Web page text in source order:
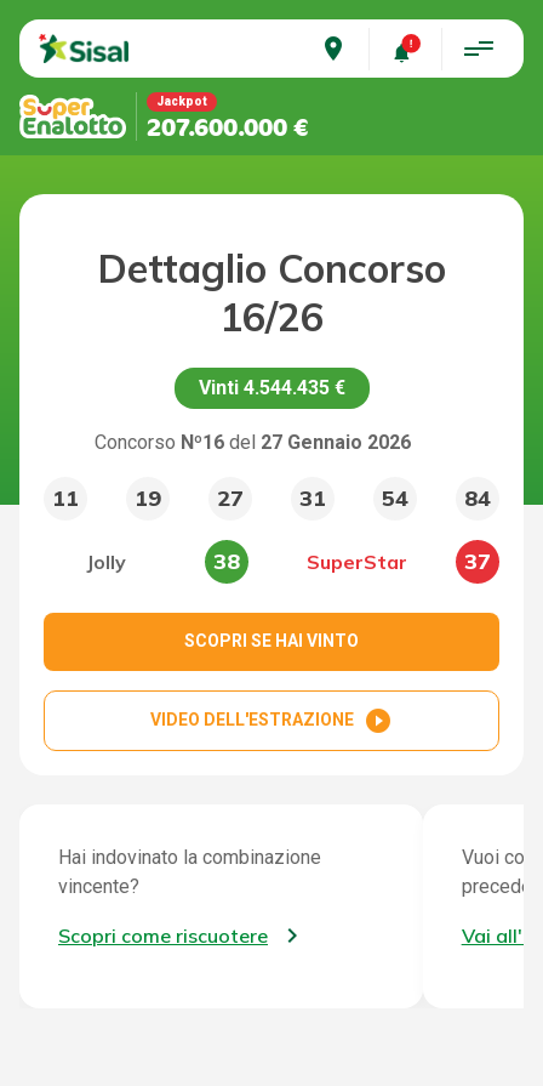
place
Jackpot
207.600.000 €
Dettaglio Concorso
16/26
Vinti 4.544.435 €
Concorso Nº16del 27 Gennaio 2026
11 19 27 31 54 84
Jolly 38 SuperStar 37
SCOPRI SE HAI VINTO
VIDEO DELL'ESTRAZIONE play_circle_filled
Hai indovinato la combinazione
vincente?
Scopri come riscuotere
Vuoi
Vai